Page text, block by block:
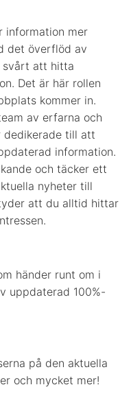
information mer
det överflöd av
svårt att hitta
Det är här rollen
kommer in.
av erfarna och
dedikerade till att
information.
och täcker ett
nyheter till
att du alltid hittar
händer runt om i
uppdaterad 100%-
på den aktuella
och mycket mer!